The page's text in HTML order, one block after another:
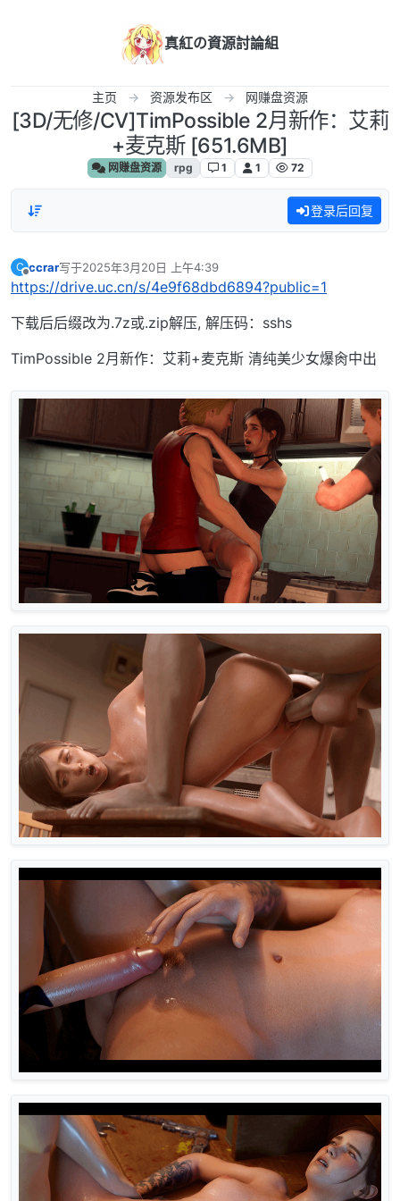
真紅の資源討論組
主页 资源发布区 网赚盘资源
[3D/无修/CV]TimPossible 2月新作：艾莉
+麦克斯 [651.6MB]
网赚盘资源 rpg 1 1 72
登录后回复
C
离线
ccrar写于2025年3月20日 上午4:39
最后由 编辑
https://drive.uc.cn/s/4e9f68dbd6894?public=1
下载后后缀改为.7z或.zip解压, 解压码：sshs
TimPossible 2月新作：艾莉+麦克斯 清纯美少女爆肏中出